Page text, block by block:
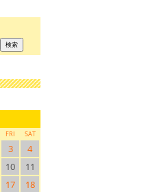
FRI SAT
3
4
10
11
17
18